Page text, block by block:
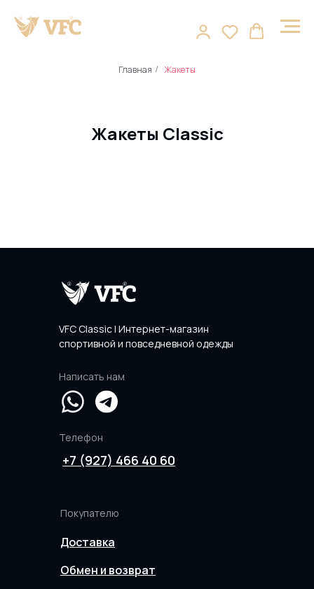
Главная / Жакеты
Жакеты Classic
Телефон
+7 (927) 466 40 60
Написать нам
VFC Classic | Интернет-магазин
спортивной и повседневной одежды
Покупателю
Доставка
Обмен и возврат